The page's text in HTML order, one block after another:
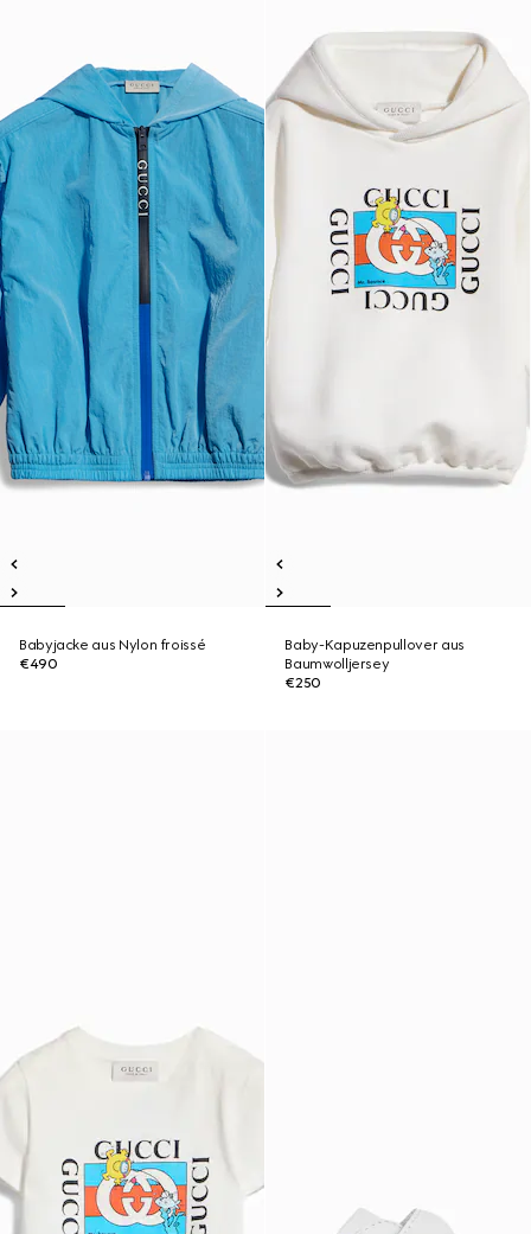
Babyjacke aus Nylon froissé
€490
Baby-Kapuzenpullover aus
Baumwolljersey
€250